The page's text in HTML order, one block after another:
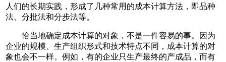
人们的长期实践，形成了几种常用的成本计算方法，即品种
法、分批法和分步法等。
恰当地确定成本计算的对象，不是一件容易的事。因为
企业的规模、生产组织形式和技术特点不同，成本计算的对
象也会不一样。例如，有的企业只生产最终的产成品，而有